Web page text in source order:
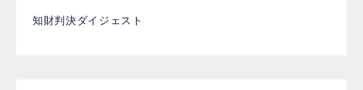
知財判決ダイジェスト